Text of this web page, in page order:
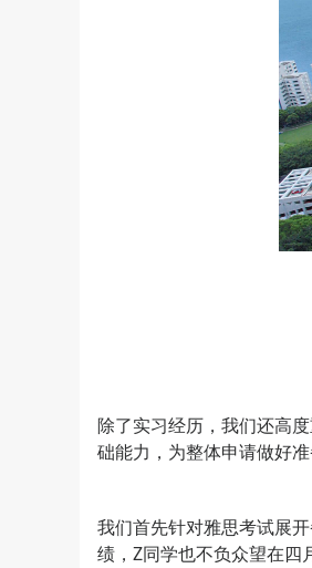
除了实习经历，我们还高
础能力，为整体申请做好准
我们首先针对雅思考试展
绩，Z同学也不负众望在四